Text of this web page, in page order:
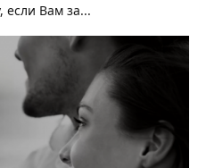
если Вам за...